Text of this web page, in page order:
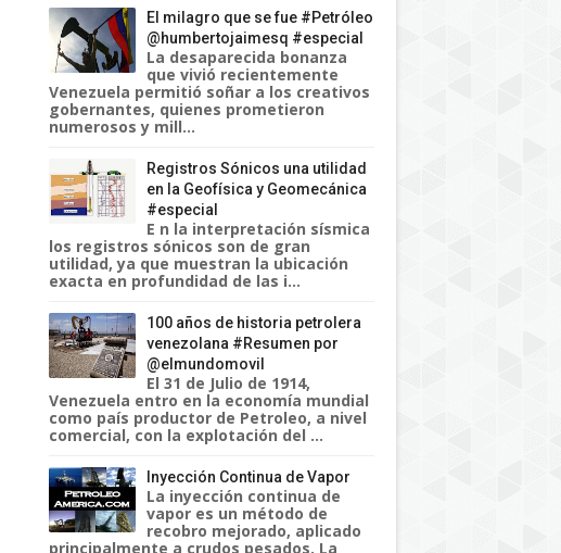
El milagro que se fue #Petróleo
@humbertojaimesq #especial
La desaparecida bonanza
que vivió recientemente
Venezuela permitió soñar a los creativos
gobernantes, quienes prometieron
numerosos y mill...
Registros Sónicos una utilidad
en la Geofísica y Geomecánica
#especial
E n la interpretación sísmica
los registros sónicos son de gran
utilidad, ya que muestran la ubicación
exacta en profundidad de las i...
100 años de historia petrolera
venezolana #Resumen por
@elmundomovil
El 31 de Julio de 1914,
Venezuela entro en la economía mundial
como país productor de Petroleo, a nivel
comercial, con la explotación del ...
Inyección Continua de Vapor
La inyección continua de
vapor es un método de
recobro mejorado, aplicado
principalmente a crudos pesados. La